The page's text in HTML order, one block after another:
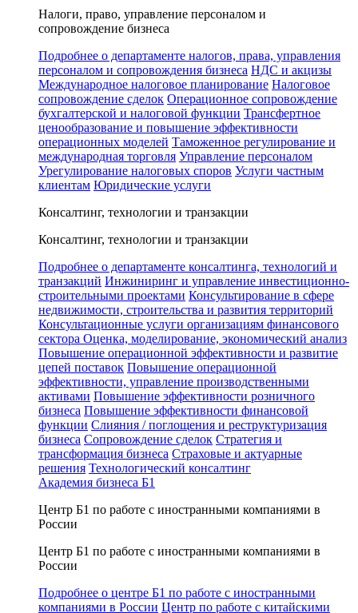
Налоги, право, управление персоналом и
сопровождение бизнеса
Подробнее о департаменте налогов, права, управления
персоналом и сопровождения бизнеса НДС и акцизы
Международное налоговое планирование Налоговое
сопровождение сделок Операционное сопровождение
бухгалтерской и налоговой функции Трансфертное
ценообразование и повышение эффективности
операционных моделей Таможенное регулирование и
международная торговля Управление персоналом
Урегулирование налоговых споров Услуги частным
клиентам Юридические услуги
Консалтинг, технологии и транзакции
Консалтинг, технологии и транзакции
Подробнее о департаменте консалтинга, технологий и
транзакций Инжиниринг и управление инвестиционно-
строительными проектами Консультирование в сфере
недвижимости, строительства и развития территорий
Консультационные услуги организациям финансового
сектора Оценка, моделирование, экономический анализ
Повышение операционной эффективности и развитие
цепей поставок Повышение операционной
эффективности, управление производственными
активами Повышение эффективности розничного
бизнеса Повышение эффективности финансовой
функции Слияния / поглощения и реструктуризация
бизнеса Сопровождение сделок Стратегия и
трансформация бизнеса Страховые и актуарные
решения Технологический консалтинг
Академия бизнеса Б1
Центр Б1 по работе с иностранными компаниями в
России
Центр Б1 по работе с иностранными компаниями в
России
Подробнее о центре Б1 по работе с иностранными
компаниями в России Центр по работе с китайскими